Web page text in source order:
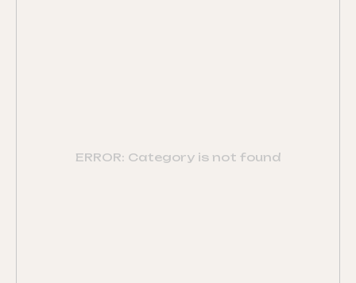
ERROR: Category is not found